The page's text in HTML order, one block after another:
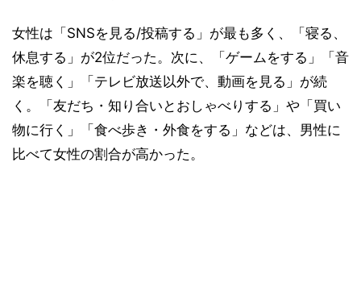
女性は「SNSを見る/投稿する」が最も多く、「寝る、
休息する」が2位だった。次に、「ゲームをする」「音
楽を聴く」「テレビ放送以外で、動画を見る」が続
く。「友だち・知り合いとおしゃべりする」や「買い
物に行く」「食べ歩き・外食をする」などは、男性に
比べて女性の割合が高かった。